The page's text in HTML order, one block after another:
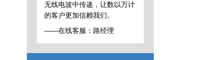
无线电波中传递，让数以万计
的客户更加信赖我们。
——在线客服：路经理